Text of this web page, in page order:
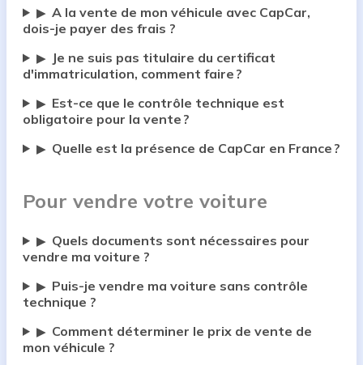
▶ A la vente de mon véhicule avec CapCar,
dois-je payer des frais ?
▶
Je ne suis pas titulaire du certificat
d'immatriculation, comment faire ?
▶ Est-ce que le contrôle technique est
obligatoire pour la vente ?
▶ Quelle est la présence de CapCar en France ?
Pour vendre votre voiture
▶ Quels documents sont nécessaires pour
vendre ma voiture ?
▶ Puis-je vendre ma voiture sans contrôle
technique ?
▶ Comment déterminer le prix de vente de
mon véhicule ?